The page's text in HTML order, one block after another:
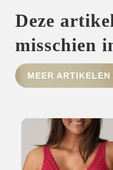
Deze
misschien
MEER